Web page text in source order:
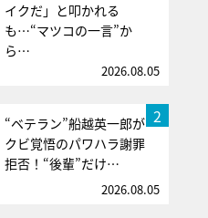
イクだ」と叩かれる
も…“マツコの一言”か
ら…
2026.08.05
2
“ベテラン”船越英一郎が
クビ覚悟のパワハラ謝罪
拒否！“後輩”だけ…
2026.08.05